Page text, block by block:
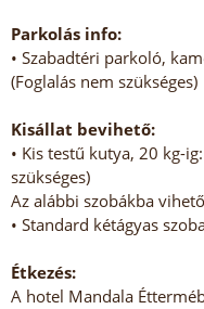
Parkolás info:
• Szabadtéri parkoló,
(Foglalás nem szükséges)
Kisállat bevihető:
• Kis testű kutya, 20 kg-
szükséges)
Az alábbi szobákba
• Standard kétágyas
Étkezés:
A hotel Mandala